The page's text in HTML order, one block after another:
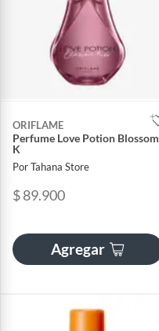
ORIFLAME
Perfume Love Potion Blossom
K
Por Tahana Store
$ 89.900
Agregar